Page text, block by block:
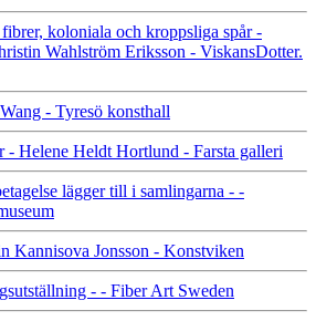
koloniala och kroppsliga spår -
Wahlström Eriksson - ViskansDotter.
- Tyresö konsthall
- Helene Heldt Hortlund - Farsta galleri
lägger till i samlingarna - -
Kannisova Jonsson - Konstviken
- - Fiber Art Sweden